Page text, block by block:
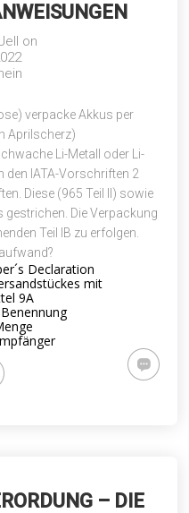
on
verpacke Akkus per
Aprilscherz)
Li-Metall oder Li-
den IATA-Vorschriften 2
Diese (965 Teil II) sowie
gestrichen. Die Verpackung
Teil IB zu erfolgen.
Declaration
mit
9A
– DIE